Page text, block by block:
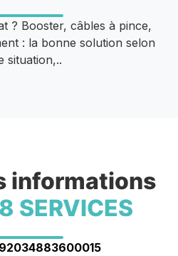
? Booster, câbles à pince,
: la bonne solution selon
situation,..
informations
SERVICES
92034883600015